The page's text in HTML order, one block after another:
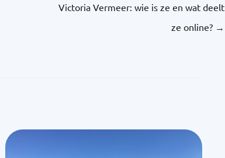
Victoria Vermeer: wie is ze en wat deelt
ze online? →